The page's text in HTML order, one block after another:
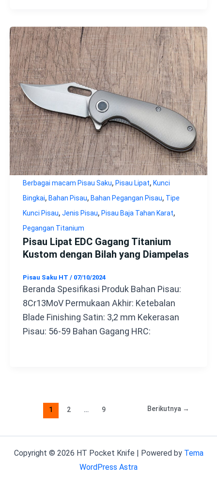
Berbagai macam Pisau Saku, Pisau Lipat, Kunci
Bingkai, Bahan Pisau, Bahan Pegangan Pisau, Tipe
Kunci Pisau, Jenis Pisau, Pisau Baja Tahan Karat,
Pegangan Titanium
Pisau Lipat EDC Gagang Titanium
Kustom dengan Bilah yang Diampelas
Pisau Saku HT / 07/10/2024
Beranda Spesifikasi Produk Bahan Pisau:
8Cr13MoV Permukaan Akhir: Ketebalan
Blade Finishing Satin: 3,2 mm Kekerasan
Pisau: 56-59 Bahan Gagang HRC:
1 2 … 9 Berikutnya →
Copyright © 2026 HT Pocket Knife | Powered by Tema
WordPress Astra